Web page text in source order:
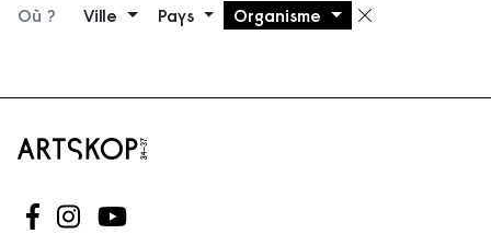
Où ? Ville Pays Organisme
Suivez-nous sur Facebook
Suivez-nous sur Instagram
Suivez-nous sur Youtube